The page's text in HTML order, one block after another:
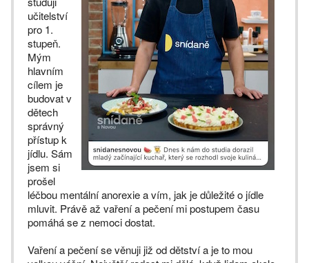
učitelství
pro 1.
stupeň.
Mým
hlavním
cílem je
budovat v
dětech
správný
přístup k
jídlu. Sám
jsem si
prošel
léčbou mentální anorexie a vím, jak je důležité o jídle
mluvit. Právě až vaření a pečení mi postupem času
pomáhá se z nemoci dostat.
Vaření a pečení se věnuji již od dětství a je to mou